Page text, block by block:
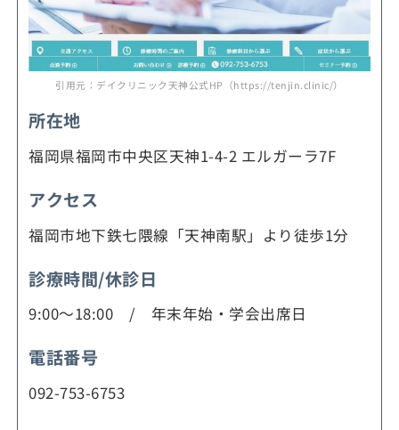
引用元：デイクリニック天神公式HP（https://tenjin.clinic/）
所在地
福岡県福岡市中央区天神1-4-2 エルガーラ7F
アクセス
福岡市地下鉄七隈線「天神南駅」より徒歩1分
診療時間/休診日
9:00～18:00 / 年末年始・学会出席日
電話番号
092-753-6753